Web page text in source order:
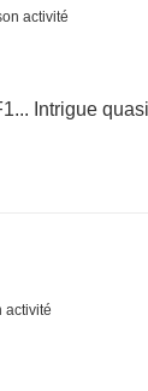
activité
Intrigue
activité